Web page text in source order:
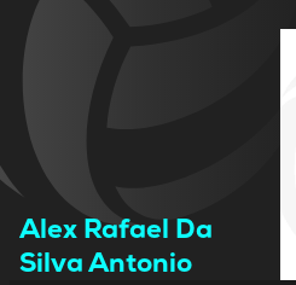
Alex Rafael Da
Silva Antonio